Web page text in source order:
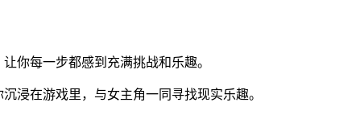
你每一步都感到充满挑战和乐趣。
浸在游戏里，与女主角一同寻找现实乐趣。